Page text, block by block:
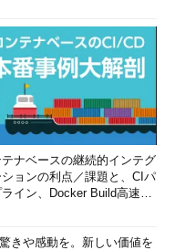
テナベースの継続的インテグ
ションの利点／課題と、CIパ
ライン、Docker Build高速化
きや感動を。新しい価値を